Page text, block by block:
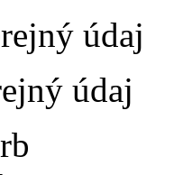
údaj
údaj